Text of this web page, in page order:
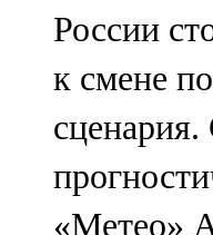
107,8 FM
Теләче
106,1 FM
Түбән
России
к смене
«Метео»